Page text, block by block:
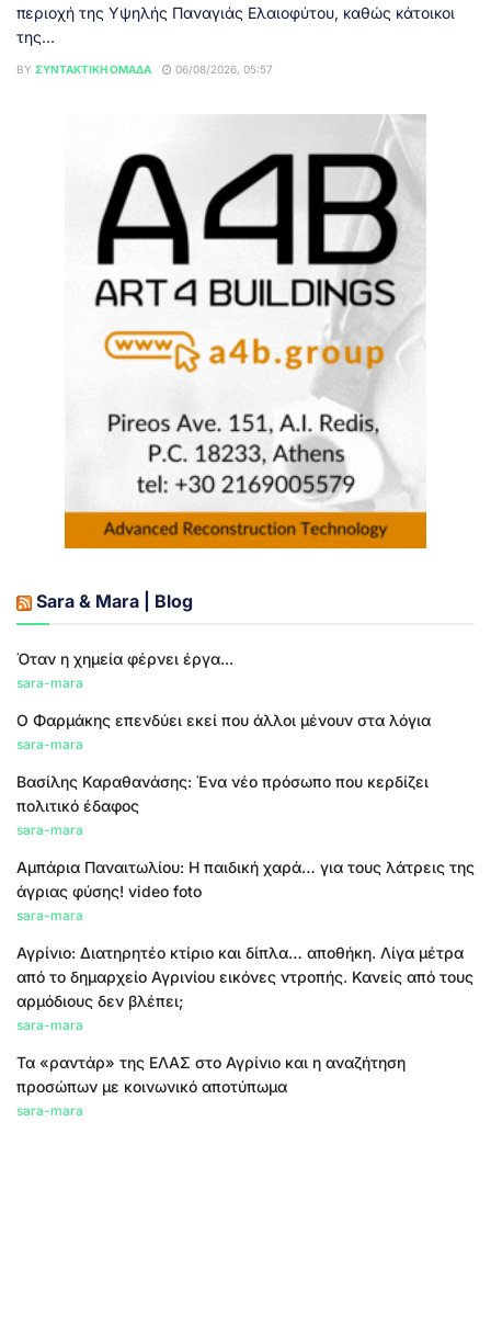
περιοχή της Υψηλής Παναγιάς Ελαιοφύτου, καθώς κάτοικοι
της...
BY ΣΥΝΤΑΚΤΙΚΉ ΟΜΆΔΑ 06/08/2026, 05:57
Sara & Mara | Blog
Όταν η χημεία φέρνει έργα...
sara-mara
Ο Φαρμάκης επενδύει εκεί που άλλοι μένουν στα λόγια
sara-mara
Βασίλης Καραθανάσης: Ένα νέο πρόσωπο που κερδίζει
πολιτικό έδαφος
sara-mara
Αμπάρια Παναιτωλίου: Η παιδική χαρά… για τους λάτρεις της
άγριας φύσης! video foto
sara-mara
Αγρίνιο: Διατηρητέο κτίριο και δίπλα… αποθήκη. Λίγα μέτρα
από το δημαρχείο Αγρινίου εικόνες ντροπής. Κανείς από τους
αρμόδιους δεν βλέπει;
sara-mara
Τα «ραντάρ» της ΕΛΑΣ στο Αγρίνιο και η αναζήτηση
προσώπων με κοινωνικό αποτύπωμα
sara-mara